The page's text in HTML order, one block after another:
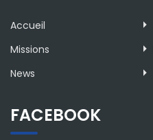
Accueil
Missions
News
FACEBOOK